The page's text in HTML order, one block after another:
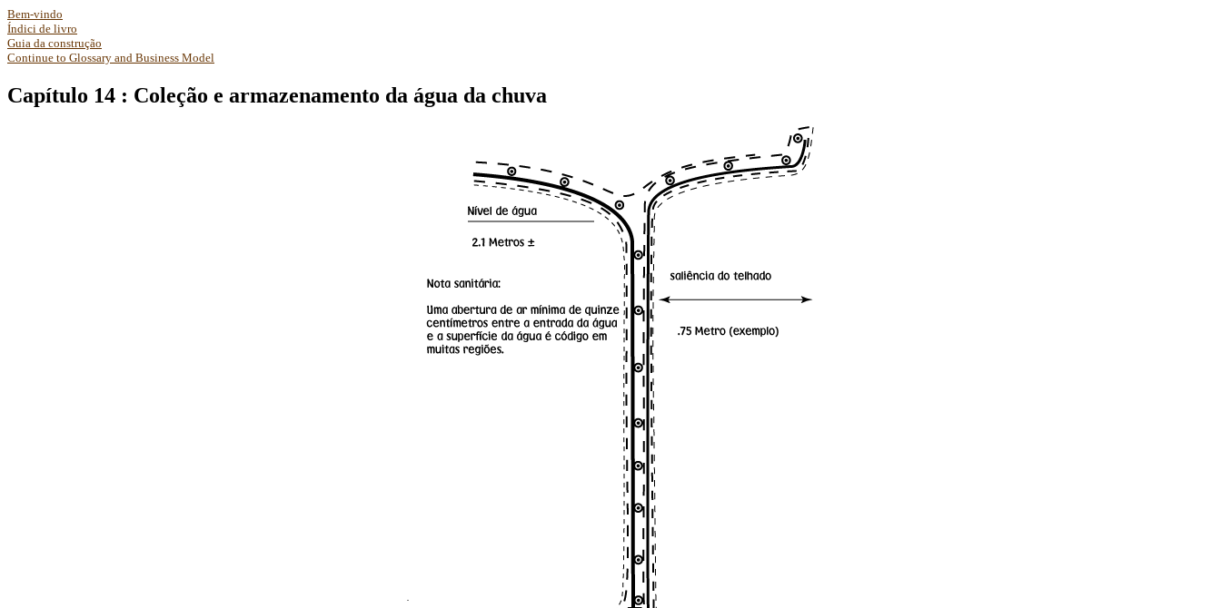
Bem-vindo
Índici de livro
Guia da construção
Continue to Glossary and Business Model
Capítulo 14 : Coleção e armazenamento da água da chuva